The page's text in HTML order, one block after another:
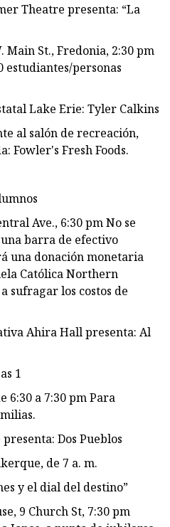
Theatre presenta: “La
Main St., Fredonia, 2:30 pm
estudiantes/personas
Lake Erie: Tyler Calkins
al salón de recreación,
Fowler's Fresh Foods.
Ave., 6:30 pm No se
barra de efectivo
una donación monetaria
Católica Northern
sufragar los costos de
Ahira Hall presenta: Al
1
6:30 a 7:30 pm Para
Dos Pueblos
de 7 a. m.
y el dial del destino”
9 Church St, 7:30 pm